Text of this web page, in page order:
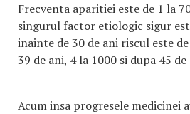
Frecventa aparitiei este de 1 la
singurul factor etiologic sigur
inainte de 30 de ani riscul este
39 de ani, 4 la 1000 si dupa 45
Acum insa progresele medicinei